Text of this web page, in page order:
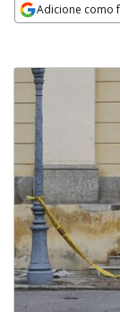
Adicione como